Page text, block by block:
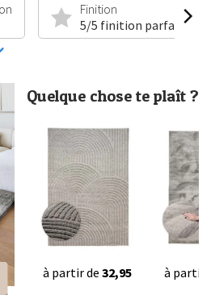
Finition
5/5 finition parfaite
Quelque chose te plaît ?
à partir de 32,95 à partir